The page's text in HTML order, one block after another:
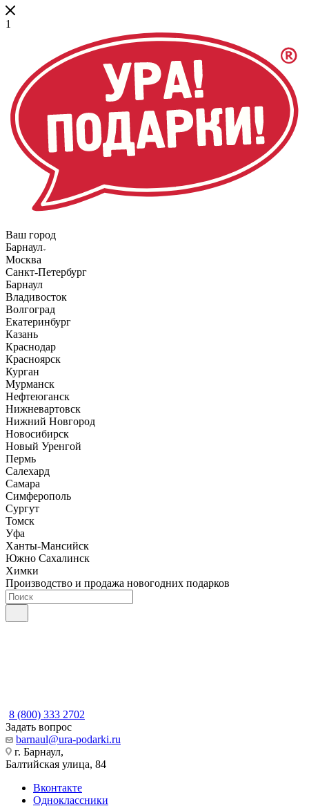
1
Ваш город
Барнаул
Москва
Санкт-Петербург
Барнаул
Владивосток
Волгоград
Екатеринбург
Казань
Краснодар
Красноярск
Курган
Мурманск
Нефтеюганск
Нижневартовск
Нижний Новгород
Новосибирск
Новый Уренгой
Пермь
Салехард
Самара
Симферополь
Сургут
Томск
Уфа
Ханты-Мансийск
Южно Сахалинск
Химки
Производство и продажа новогодних подарков
8 (800) 333 2702
Задать вопрос
barnaul@ura-podarki.ru
г. Барнаул,
Балтийская улица, 84
Вконтакте
Одноклассники